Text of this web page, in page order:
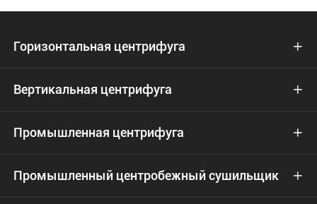
Горизонтальная центрифуга 
Вертикальная центрифуга 
Промышленная центрифуга 
Промышленный центробежный сушильщик 